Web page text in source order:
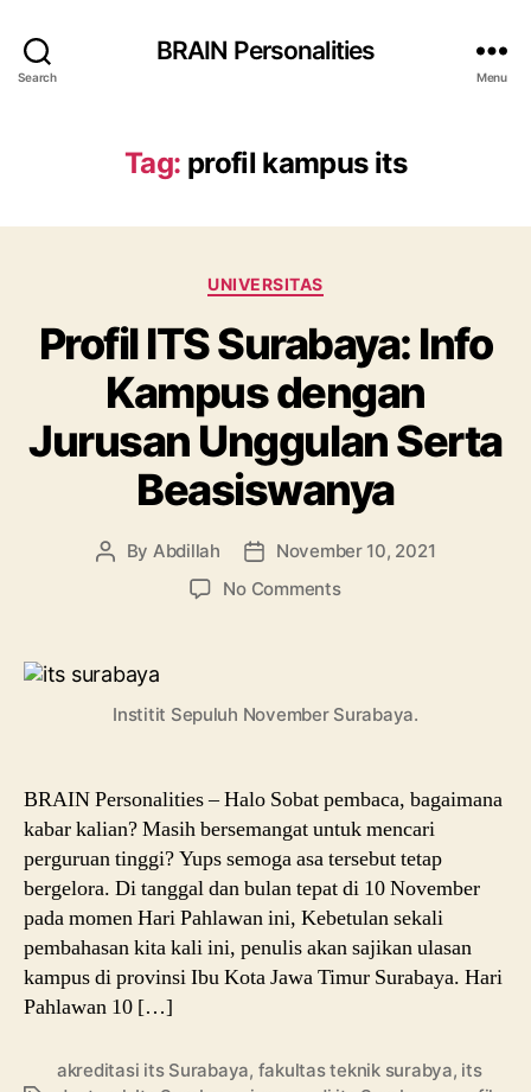
Search
BRAIN Personalities
Menu
Tag: profil kampus its
Categories
UNIVERSITAS
Profil ITS Surabaya: Info
Kampus dengan
Jurusan Unggulan Serta
Beasiswanya
Post
By Abdillah
Post
date
November 10, 2021
No Commentson
Kampus
Unggulan
Serta
Beasiswanya
Institit Sepuluh November Surabaya.
BRAIN Personalities – Halo Sobat pembaca, bagaimana
kabar kalian? Masih bersemangat untuk mencari
perguruan tinggi? Yups semoga asa tersebut tetap
bergelora. Di tanggal dan bulan tepat di 10 November
pada momen Hari Pahlawan ini, Kebetulan sekali
pembahasan kita kali ini, penulis akan sajikan ulasan
kampus di provinsi Ibu Kota Jawa Timur Surabaya. Hari
Pahlawan 10 […]
akreditasi its Surabaya, fakultas teknik surabya, its